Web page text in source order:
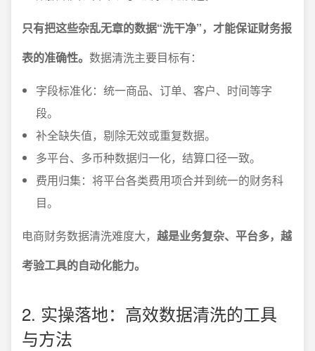
只有把这些杂乱无章的数据“洗干净”，才能保证财务报
表的准确性。 数据清洗主要目标有：
字段标准化：统一商品、订单、客户、时间等字
段。
补全缺失值，剔除无效或重复数据。
多平台、多币种数据归一化，结算口径一致。
费用归集：将平台各类费用项合并到统一的财务科
目。
电商财务数据清洗难度大， 越是业务复杂、平台多，越
考验工具的自动化能力。
2. 实操落地：高效数据清洗的工具
与方法